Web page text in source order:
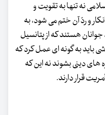
نه تنها به تقویت و
و ردّ آن ختم می شود، به
جوانان هستند که از پتانسیل
باید به گونه ای عمل کرد که
های دینی بشوند نه این که
قرار دارند.